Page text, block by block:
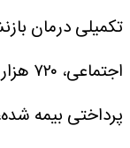
تکمیلی درمان